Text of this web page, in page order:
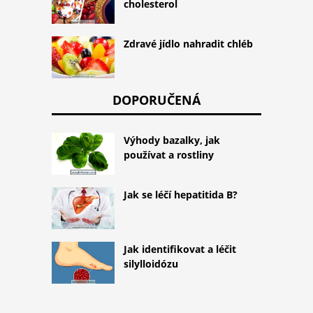
cholesterol
Zdravé jídlo nahradit chléb
DOPORUČENÁ
Výhody bazalky, jak
používat a rostliny
Jak se léčí hepatitida B?
Jak identifikovat a léčit
silylloidózu